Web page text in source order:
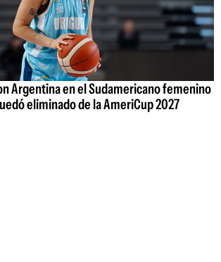
Argentina en el Sudamericano femenino
eliminado de la AmeriCup 2027